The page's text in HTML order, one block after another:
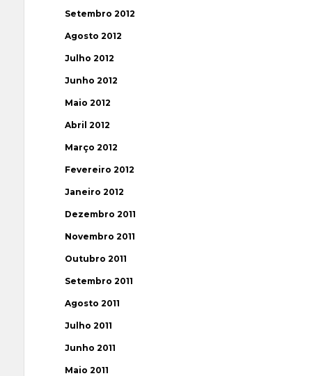
Setembro 2012
Agosto 2012
Julho 2012
Junho 2012
Maio 2012
Abril 2012
Março 2012
Fevereiro 2012
Janeiro 2012
Dezembro 2011
Novembro 2011
Outubro 2011
Setembro 2011
Agosto 2011
Julho 2011
Junho 2011
Maio 2011